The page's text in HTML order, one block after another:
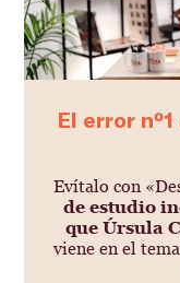
El error
Evítalo con
de estudio
que Úrsula
viene en el